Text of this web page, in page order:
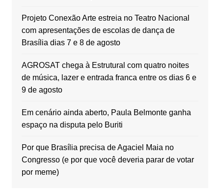
Projeto Conexão Arte estreia no Teatro Nacional
com apresentações de escolas de dança de
Brasília dias 7 e 8 de agosto
AGROSAT chega à Estrutural com quatro noites
de música, lazer e entrada franca entre os dias 6 e
9 de agosto
Em cenário ainda aberto, Paula Belmonte ganha
espaço na disputa pelo Buriti
Por que Brasília precisa de Agaciel Maia no
Congresso (e por que você deveria parar de votar
por meme)